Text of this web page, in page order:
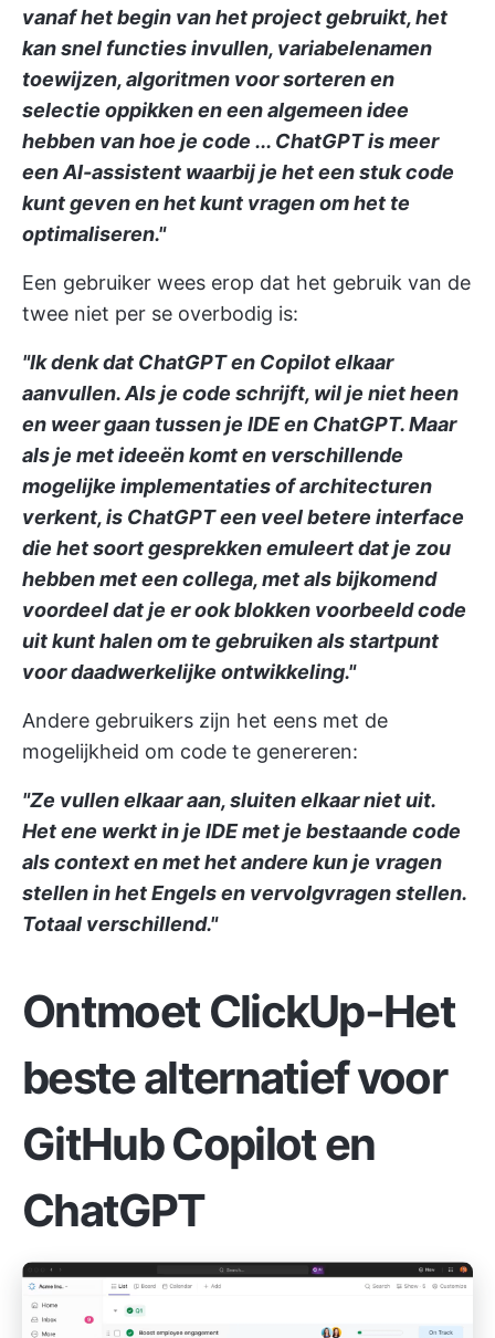
vanaf het begin van het project gebruikt, het
kan snel functies invullen, variabelenamen
toewijzen, algoritmen voor sorteren en
selectie oppikken en een algemeen idee
hebben van hoe je code ... ChatGPT is meer
een AI-assistent waarbij je het een stuk code
kunt geven en het kunt vragen om het te
optimaliseren."
Een gebruiker wees erop dat het gebruik van de
twee niet per se overbodig is:
"Ik denk dat ChatGPT en Copilot elkaar
aanvullen. Als je code schrijft, wil je niet heen
en weer gaan tussen je IDE en ChatGPT. Maar
als je met ideeën komt en verschillende
mogelijke implementaties of architecturen
verkent, is ChatGPT een veel betere interface
die het soort gesprekken emuleert dat je zou
hebben met een collega, met als bijkomend
voordeel dat je er ook blokken voorbeeld code
uit kunt halen om te gebruiken als startpunt
voor daadwerkelijke ontwikkeling."
Andere gebruikers zijn het eens met de
mogelijkheid om code te genereren:
"Ze vullen elkaar aan, sluiten elkaar niet uit.
Het ene werkt in je IDE met je bestaande code
als context en met het andere kun je vragen
stellen in het Engels en vervolgvragen stellen.
Totaal verschillend."
Ontmoet ClickUp-Het
beste alternatief voor
GitHub Copilot en
ChatGPT